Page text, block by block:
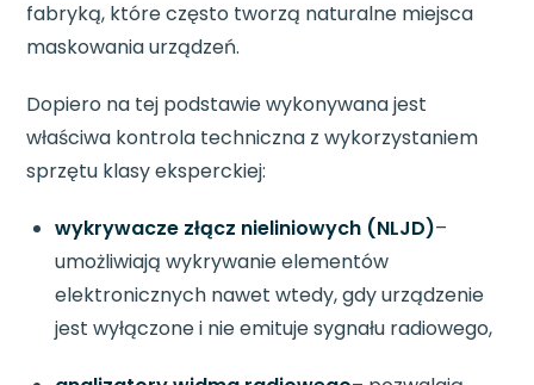
fabryką, które często tworzą naturalne miejsca
maskowania urządzeń.
Dopiero na tej podstawie wykonywana jest
właściwa kontrola techniczna z wykorzystaniem
sprzętu klasy eksperckiej:
wykrywacze złącz nieliniowych (NLJD)–
umożliwiają wykrywanie elementów
elektronicznych nawet wtedy, gdy urządzenie
jest wyłączone i nie emituje sygnału radiowego,